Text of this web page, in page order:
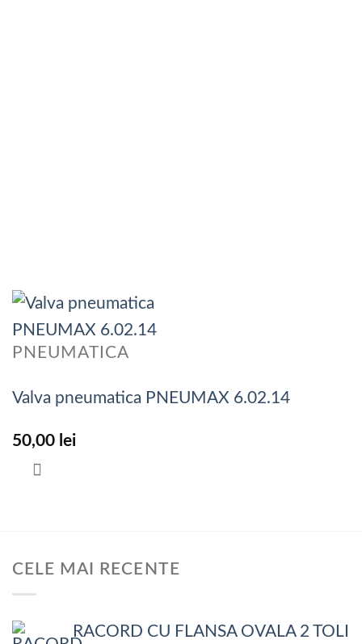
PNEUMATICA
Valva pneumatica PNEUMAX 6.02.14
50,00 lei
CELE MAI RECENTE
RACORD CU FLANSA OVALA 2 TOLI